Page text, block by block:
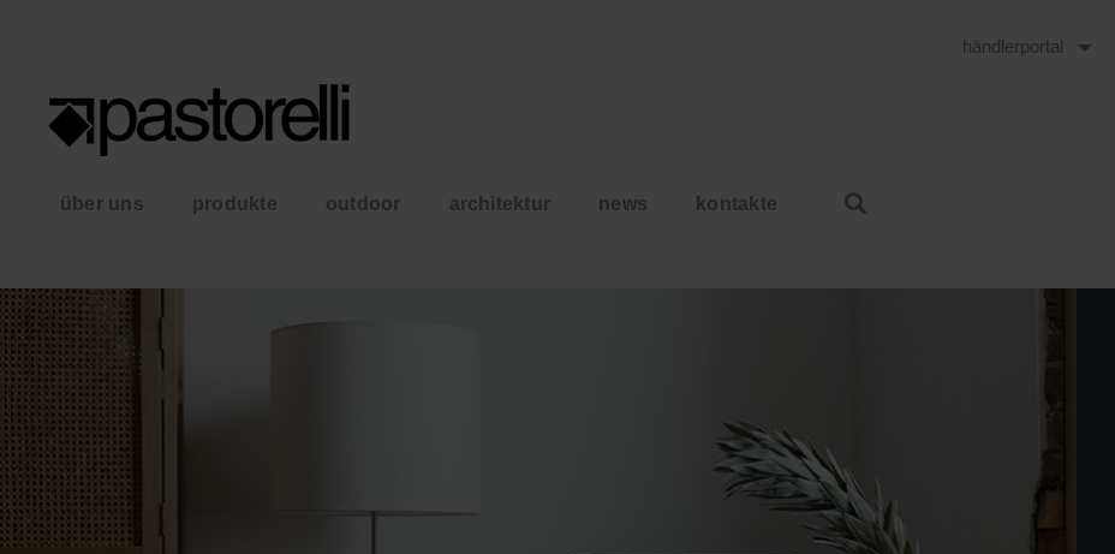
händlerportal
über uns produkte outdoor architektur news kontakte